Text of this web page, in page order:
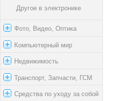
Другое в электронике
Фото, Видео, Оптика
Компьютерный мир
Недвижимость
Транспорт, Запчасти, ГСМ
Средства по уходу за собой